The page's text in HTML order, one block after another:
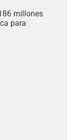
millones
para